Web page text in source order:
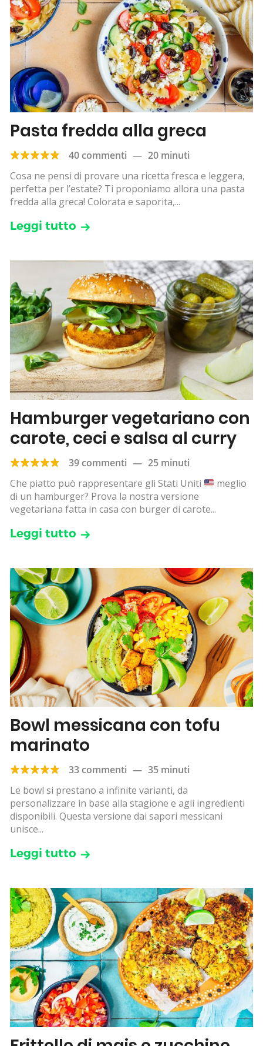
Pasta fredda alla greca
40 commenti — 20 minuti
Cosa ne pensi di provare una ricetta fresca e leggera,
perfetta per l’estate? Ti proponiamo allora una pasta
fredda alla greca! Colorata e saporita,...
Leggi tutto
Hamburger vegetariano con
carote, ceci e salsa al curry
39 commenti — 25 minuti
Che piatto può rappresentare gli Stati Uniti
meglio
di un hamburger? Prova la nostra versione
vegetariana fatta in casa con burger di carote...
Leggi tutto
Bowl messicana con tofu
marinato
33 commenti — 35 minuti
Le bowl si prestano a infinite varianti, da
personalizzare in base alla stagione e agli ingredienti
disponibili. Questa versione dai sapori messicani
unisce...
Leggi tutto